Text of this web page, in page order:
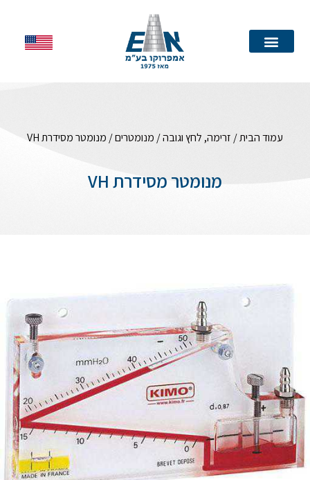
עמוד הבית/ זרימה, לחץ וגובה/ מנומטרים/ מנומטר מסידרת VH
מנומטר מסידרת VH